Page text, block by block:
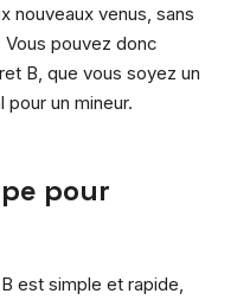
nouveaux venus, sans
pouvez donc
B, que vous soyez un
un mineur.
pour
est simple et rapide,